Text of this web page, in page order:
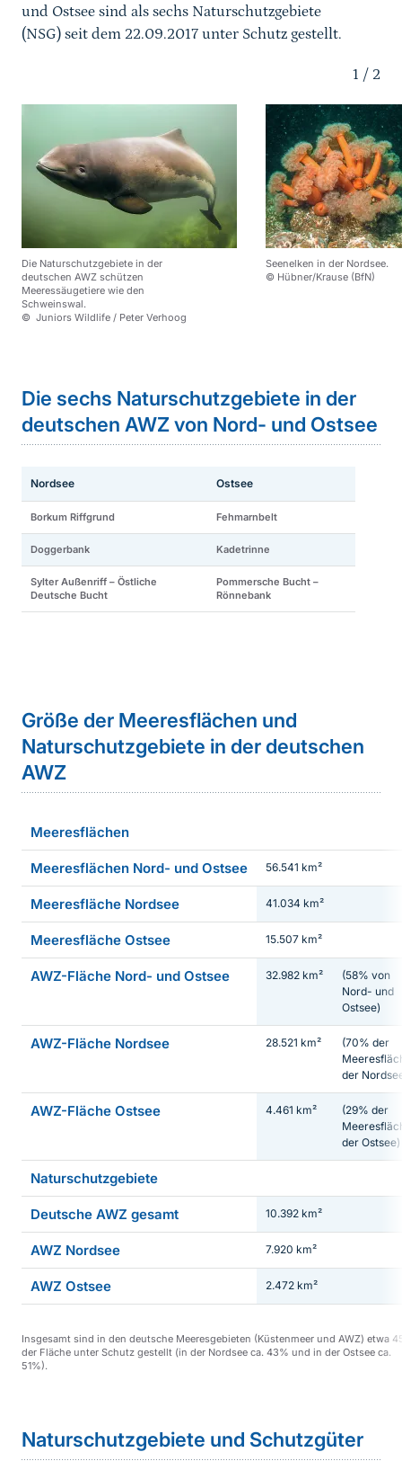
und Ostsee sind als sechs Naturschutzgebiete
(NSG) seit dem 22.09.2017 unter Schutz gestellt.
1 / 2
Die Naturschutzgebiete in der
deutschen AWZ schützen
Meeressäugetiere wie den
Schweinswal.
© Juniors Wildlife / Peter Verhoog
Seenelken in der Nordsee.
© Hübner/Krause (BfN)
Die sechs Naturschutzgebiete in der
deutschen AWZ von Nord- und Ostsee
Nordsee Ostsee
Borkum Riffgrund Fehmarnbelt
Doggerbank Kadetrinne
Sylter Außenriff – Östliche
Deutsche Bucht
Pommersche Bucht –
Rönnebank
Größe der Meeresflächen und
Naturschutzgebiete in der deutschen
AWZ
Meeresflächen
Meeresflächen Nord- und Ostsee 56.541 km²
Meeresfläche Nordsee 41.034 km²
Meeresfläche Ostsee 15.507 km²
AWZ-Fläche Nord- und Ostsee 32.982 km²
(58% von
Nord- und
Ostsee)
AWZ-Fläche Nordsee 28.521 km²
(70% der
der
AWZ-Fläche Ostsee 4.461 km²
(29% der
der Ostsee)
Naturschutzgebiete
Deutsche AWZ gesamt 10.392 km²
AWZ Nordsee 7.920 km²
AWZ Ostsee 2.472 km²
Insgesamt sind in den deutsche Meeresgebieten (Küstenmeer und AWZ) etwa
der Fläche unter Schutz gestellt (in der Nordsee ca. 43% und in der Ostsee ca.
51%).
Naturschutzgebiete und Schutzgüter